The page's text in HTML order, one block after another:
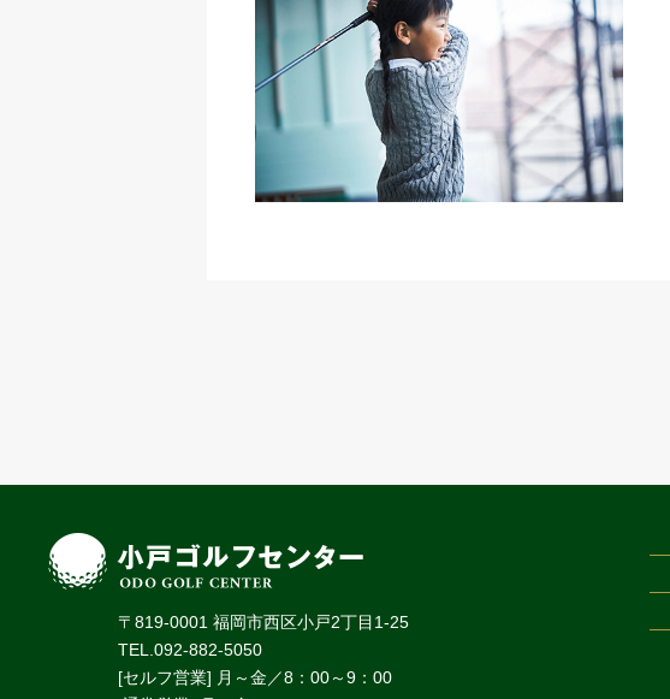
〒819-0001 福岡市西区小戸2丁目1-25
TEL.092-882-5050
[セルフ営業] 月～金／8：00～9：00